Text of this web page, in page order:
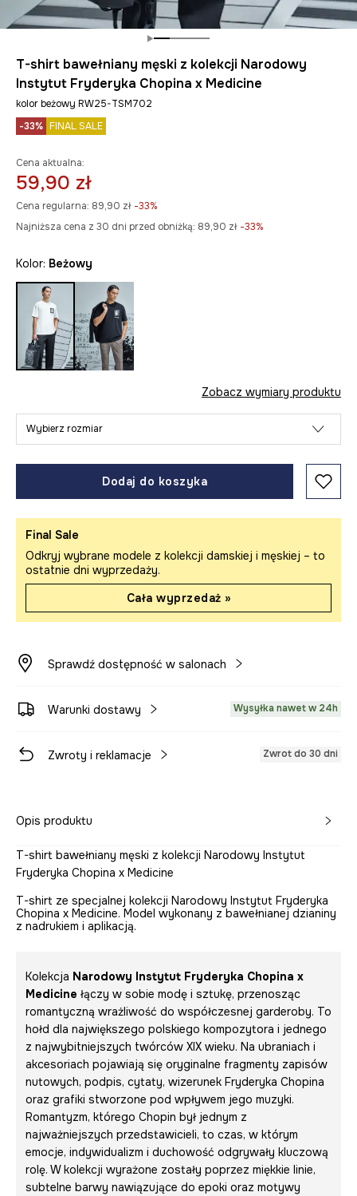
T-shirt bawełniany męski z kolekcji Narodowy
Instytut Fryderyka Chopina x Medicine
kolor beżowy RW25-TSM702
-33% FINAL SALE
Cena aktualna:
59,90 zł
Cena regularna: 89,90 zł -33%
Najniższa cena z 30 dni przed obniżką: 89,90 zł -33%
Kolor: beżowy
Zobacz wymiary produktu
Wybierz rozmiar
Dodaj do koszyka
Final Sale
Odkryj wybrane modele z kolekcji damskiej i męskiej – to
ostatnie dni wyprzedaży.
Cała wyprzedaż »
Sprawdź dostępność w salonach
Warunki dostawy Wysyłka nawet w 24h
Zwroty i reklamacje Zwrot do 30 dni
Opis produktu
T-shirt bawełniany męski z kolekcji Narodowy Instytut
Fryderyka Chopina x Medicine
T-shirt ze specjalnej kolekcji Narodowy Instytut Fryderyka
Chopina x Medicine. Model wykonany z bawełnianej dzianiny
z nadrukiem i aplikacją.
Kolekcja Narodowy Instytut Fryderyka Chopina x
Medicine łączy w sobie modę i sztukę, przenosząc
romantyczną wrażliwość do współczesnej garderoby. To
hołd dla największego polskiego kompozytora i jednego
z najwybitniejszych twórców XIX wieku. Na ubraniach i
akcesoriach pojawiają się oryginalne fragmenty zapisów
nutowych, podpis, cytaty, wizerunek Fryderyka Chopina
oraz grafiki stworzone pod wpływem jego muzyki.
Romantyzm, którego Chopin był jednym z
najważniejszych przedstawicieli, to czas, w którym
emocje, indywidualizm i duchowość odgrywały kluczową
rolę. W kolekcji wyrażone zostały poprzez miękkie linie,
subtelne barwy nawiązujące do epoki oraz motywy